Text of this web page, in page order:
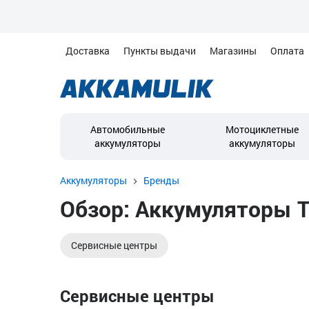
Доставка Пункты выдачи Магазины Оплата
Автомобильные
аккумуляторы
Мотоциклетные
аккумуляторы
Аккумуляторы Бренды
Обзор: Аккумуляторы
Сервисные центры
Сервисные центры